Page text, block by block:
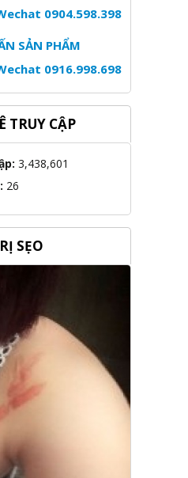
0904.598.398
SẢN PHẨM
0916.998.698
TRUY CẬP
3,438,601
26
SẸO